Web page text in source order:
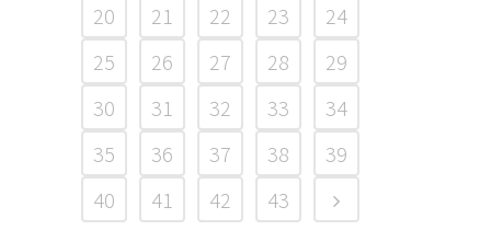
20
21 22 23
24
25
26 27 28
29
30
31 32 33
34
35
36 37 38
39
40
41 42 43